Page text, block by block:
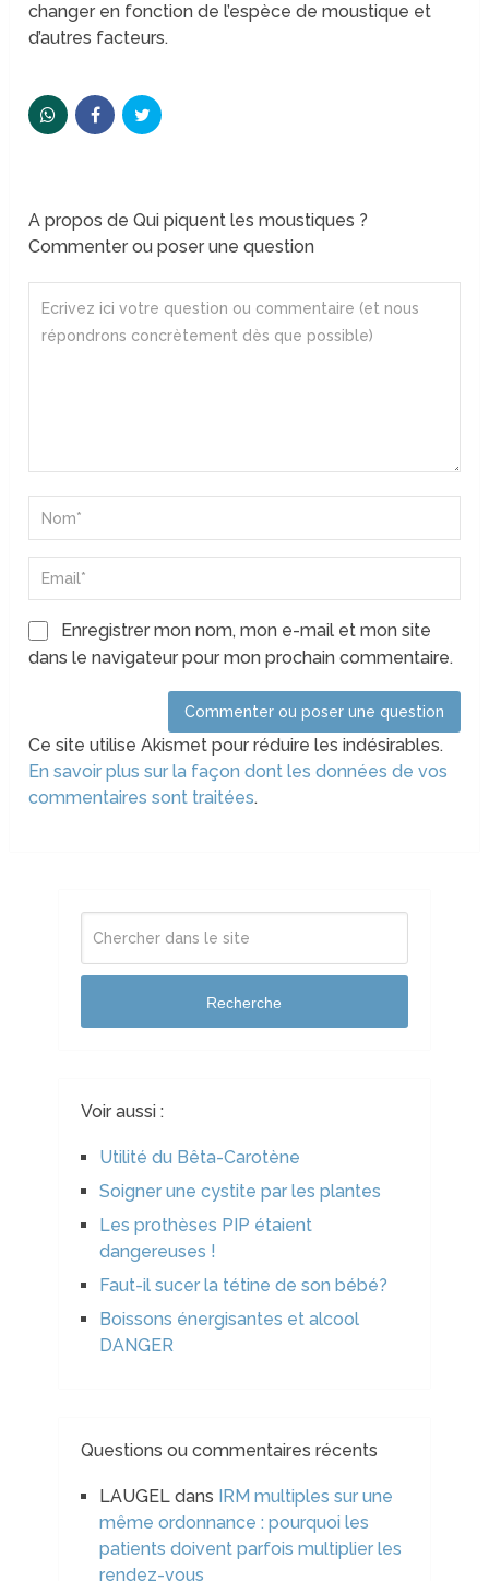
changer en fonction de l’espèce de moustique et
d’autres facteurs.
A propos de Qui piquent les moustiques ?
Commenter ou poser une question
Enregistrer mon nom, mon e-mail et mon site
dans le navigateur pour mon prochain commentaire.
Ce site utilise Akismet pour réduire les indésirables.
En savoir plus sur la façon dont les données de vos
commentaires sont traitées.
Recherche
Voir aussi :
Utilité du Bêta-Carotène
Soigner une cystite par les plantes
Les prothèses PIP étaient
dangereuses !
Faut-il sucer la tétine de son bébé?
Boissons énergisantes et alcool
DANGER
Questions ou commentaires récents
LAUGELdans
IRM multiples sur une
même ordonnance : pourquoi les
patients doivent parfois multiplier les
rendez-vous